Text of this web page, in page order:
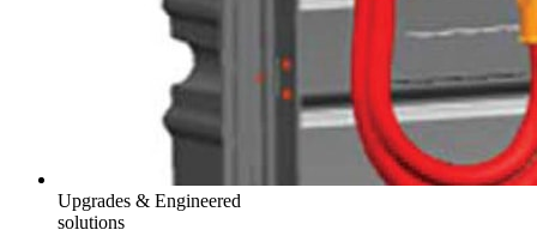
Upgrades & Engineered
solutions